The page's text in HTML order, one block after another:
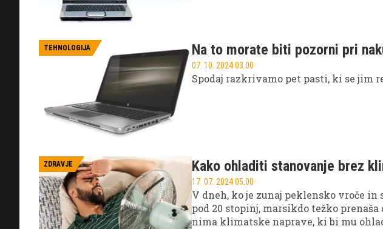
TEHNOLOGIJA Na to morate biti pozorni pri
07. 10. 2024 03.00
Spodaj razkrivamo pet pasti, ki se jim
ZDRAVJE Kako ohladiti stanovanje brez
17. 07. 2024 05.00
V dneh, ko je zunaj peklensko vroče
pod 20 stopinj, marsikdo težko
nima klimatske naprave, ki bi mu